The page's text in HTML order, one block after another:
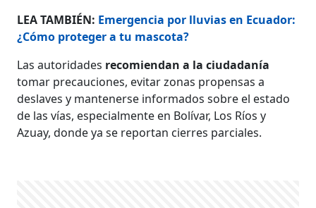
LEA TAMBIÉN: Emergencia por lluvias en Ecuador:
¿Cómo proteger a tu mascota?
Las autoridades recomiendan a la ciudadanía
tomar precauciones, evitar zonas propensas a
deslaves y mantenerse informados sobre el estado
de las vías, especialmente en Bolívar, Los Ríos y
Azuay, donde ya se reportan cierres parciales.